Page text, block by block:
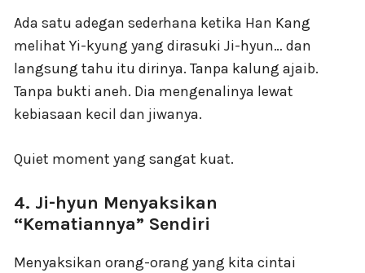
Ada satu adegan sederhana ketika Han Kang
melihat Yi-kyung yang dirasuki Ji-hyun… dan
langsung tahu itu dirinya. Tanpa kalung ajaib.
Tanpa bukti aneh. Dia mengenalinya lewat
kebiasaan kecil dan jiwanya.
Quiet moment yang sangat kuat.
4. Ji-hyun Menyaksikan
“Kematiannya” Sendiri
Menyaksikan orang-orang yang kita cintai